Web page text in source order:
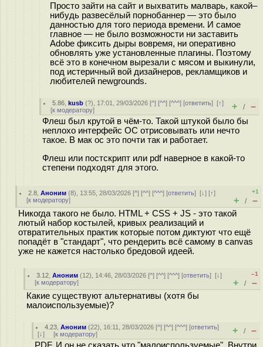
Просто зайти на сайт и выхватить малварь, какой–
нибудь развесёлый порнобаннер — это было
данностью для того периода времени. И самое
главное — не было возможности ни заставить
Adobe фиксить дыры вовремя, ни оперативно
обновлять уже установленные плагины. Поэтому
всё это в конечном вырезали с мясом и выкинули,
под истеричный вой дизайнеров, рекламщиков и
любителей newgrounds.
5.86 ,kusb (?), 17:01, 29/03/2026 [^] [^^] [^^^] [ответить][↑]
[к модератору] + / –
Флеш был крутой в чём-то. Такой штукой было бы
неплохо интерфейс ОС отрисовывать или нечто
такое. В мак ос это почти так и работает.
Флеш или постскрипт или pdf наверное в какой-то
степени подходят для этого.
2.8 ,Аноним (8), 13:55, 28/03/2026 [^] [^^] [^^^] [ответить][↓] [↑]
[к модератору]
+1
+ / –
Никогда такого не было. HTML + CSS + JS - это такой
лютый набор костылей, кривых реализаций и
отвратительных практик которые потом диктуют что ещё
попадёт в "стандарт", что рендерить всё самому в canvas
уже не кажется настолько бредовой идеей.
3.12 ,Аноним (12), 14:46, 28/03/2026 [^] [^^] [^^^] [ответить][↓]
[к модератору]
–1
+ / –
Какие существуют альтернативы (хотя бы
малоиспользуемые)?
4.23 ,Аноним (22), 16:11, 28/03/2026 [^] [^^] [^^^] [ответить]
[↓] [к модератору] + / –